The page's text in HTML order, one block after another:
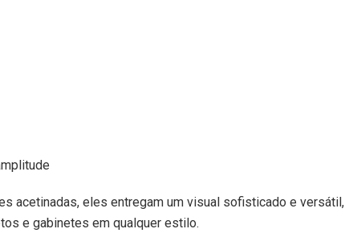
acetinadas, eles entregam um visual sofisticado e versátil,
e gabinetes em qualquer estilo.